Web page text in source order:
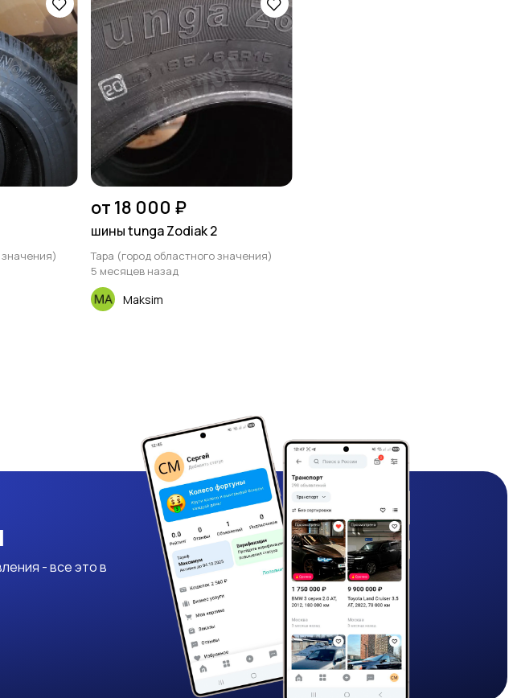
значения)
от 18 000 ₽
шины tunga Zodiak 2
Тара (город областного значения)
5 месяцев назад
Maksim
- все это в